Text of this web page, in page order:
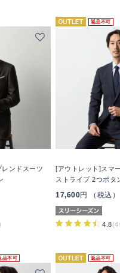
ンドスーツ
返品不可
[アウトレット]スマ
ストライプ 2つボタ
17,600円 （税込）
4.8(4
品不可 返品不可